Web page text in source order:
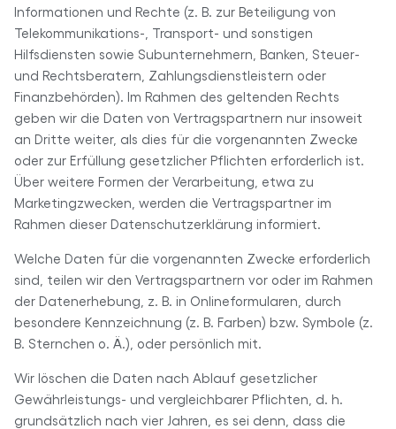
Informationen und Rechte (z. B. zur Beteiligung von
Telekommunikations-, Transport- und sonstigen
Hilfsdiensten sowie Subunternehmern, Banken, Steuer-
und Rechtsberatern, Zahlungsdienstleistern oder
Finanzbehörden). Im Rahmen des geltenden Rechts
geben wir die Daten von Vertragspartnern nur insoweit
an Dritte weiter, als dies für die vorgenannten Zwecke
oder zur Erfüllung gesetzlicher Pflichten erforderlich ist.
Über weitere Formen der Verarbeitung, etwa zu
Marketingzwecken, werden die Vertragspartner im
Rahmen dieser Datenschutzerklärung informiert.
Welche Daten für die vorgenannten Zwecke erforderlich
sind, teilen wir den Vertragspartnern vor oder im Rahmen
der Datenerhebung, z. B. in Onlineformularen, durch
besondere Kennzeichnung (z. B. Farben) bzw. Symbole (z.
B. Sternchen o. Ä.), oder persönlich mit.
Wir löschen die Daten nach Ablauf gesetzlicher
Gewährleistungs- und vergleichbarer Pflichten, d. h.
grundsätzlich nach vier Jahren, es sei denn, dass die